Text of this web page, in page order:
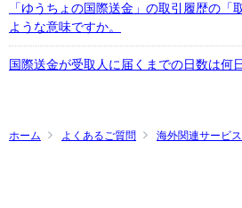
「ゆうちょの国際送金」の取引履歴の「
ような意味ですか。
国際送金が受取人に届くまでの日数は何
ホーム よくあるご質問 海外関連サービス